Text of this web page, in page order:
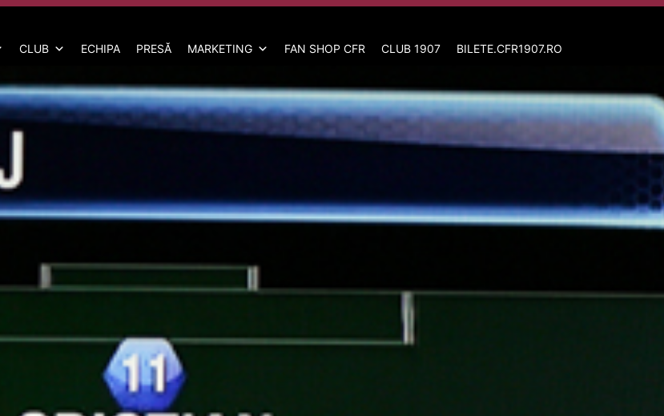
CLUB ECHIPA PRESĂ MARKETING FAN SHOP CFR CLUB 1907 BILETE.CFR1907.RO